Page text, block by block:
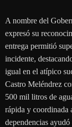
A nombre del
expresó su
entrega permitió
incidente,
igual en el atípico
Castro Meléndrez
500 mil litros de
rápida y coordinada
dependencias